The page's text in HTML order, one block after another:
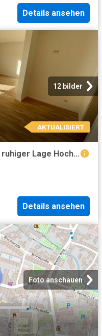
Details ansehen
12 bilder
AKTUALISIERT
Energieeffizientes Wohnen in ruhiger Lage Hochwertige 3 Zimmerwohnung mit Balkon & Garten & SP
Details ansehen
Foto anschauen